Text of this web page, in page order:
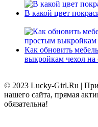
В какой цвет
Как обновить
выкройкам чехол на
© 2023 Lucky-Girl.Ru |
нашего сайта, прямая
обязательна!